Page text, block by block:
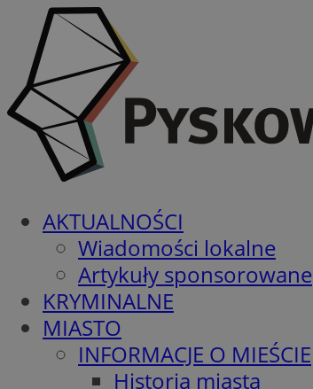
AKTUALNOŚCI
Wiadomości lokalne
Artykuły sponsorowane
KRYMINALNE
MIASTO
INFORMACJE O MIEŚCIE
Historia miasta